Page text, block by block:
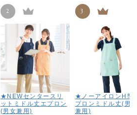
2
★NEWセンタースリ
ットミドル丈エプロン
(男女兼用)
3
★ノーアイロンH型
プロンミドル丈(男
兼用)